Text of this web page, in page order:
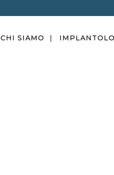
CHI SIAMO